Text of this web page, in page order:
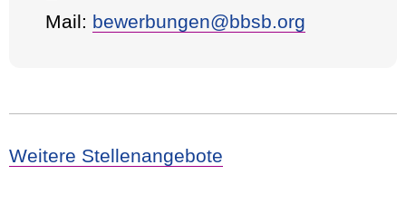
Mail: bewerbungen@bbsb.org
Weitere Stellenangebote